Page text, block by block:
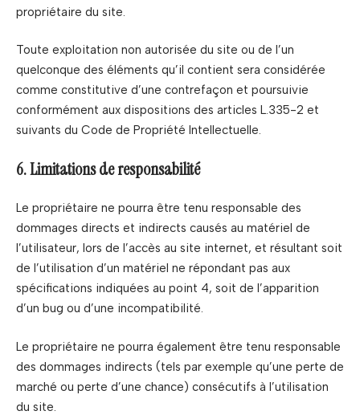
propriétaire du site.
Toute exploitation non autorisée du site ou de l’un
quelconque des éléments qu’il contient sera considérée
comme constitutive d’une contrefaçon et poursuivie
conformément aux dispositions des articles L.335-2 et
suivants du Code de Propriété Intellectuelle.
6. Limitations de responsabilité
Le propriétaire ne pourra être tenu responsable des
dommages directs et indirects causés au matériel de
l’utilisateur, lors de l’accès au site internet, et résultant soit
de l’utilisation d’un matériel ne répondant pas aux
spécifications indiquées au point 4, soit de l’apparition
d’un bug ou d’une incompatibilité.
Le propriétaire ne pourra également être tenu responsable
des dommages indirects (tels par exemple qu’une perte de
marché ou perte d’une chance) consécutifs à l’utilisation
du site.